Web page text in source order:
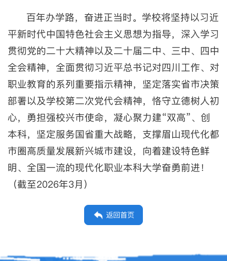
百年办学路，奋进正当时。学校将坚持以习近
平新时代中国特色社会主义思想为指导，深入学习
贯彻党的二十大精神以及二十届二中、三中、四中
全会精神，全面贯彻习近平总书记对四川工作、对
职业教育的系列重要指示精神，坚定落实省市决策
部署以及学校第二次党代会精神，恪守立德树人初
心，勇担强校兴市使命，凝心聚力建“双高”、创
本科，坚定服务国省重大战略，支撑眉山现代化都
市圈高质量发展新兴城市建设，向着建设特色鲜
明、全国一流的现代化职业本科大学奋勇前进！
（截至2026年3月）
返回首页